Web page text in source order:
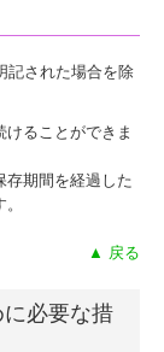
記された場合を除
ることができま
存期間を経過した
▲ 戻る
必要な措